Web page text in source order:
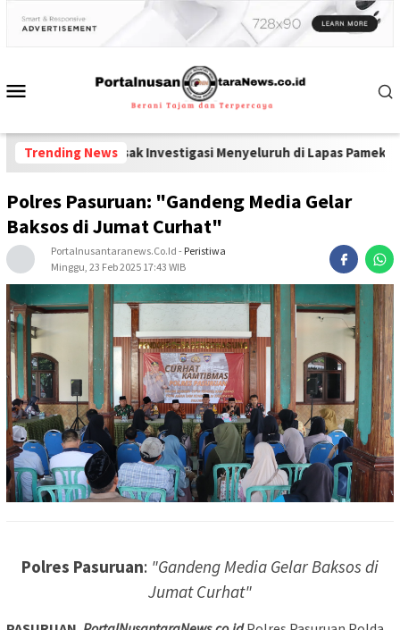
Trending News
Investigasi Menyeluruh di Lapas Pamekasan-Diduga
Polres Pasuruan: "Gandeng Media Gelar
Baksos di Jumat Curhat"
Portalnusantaranews.co.id - Peristiwa
Minggu, 23 Feb 2025 17:43 WIB
Polres Pasuruan: "Gandeng Media Gelar Baksos di
Jumat Curhat"